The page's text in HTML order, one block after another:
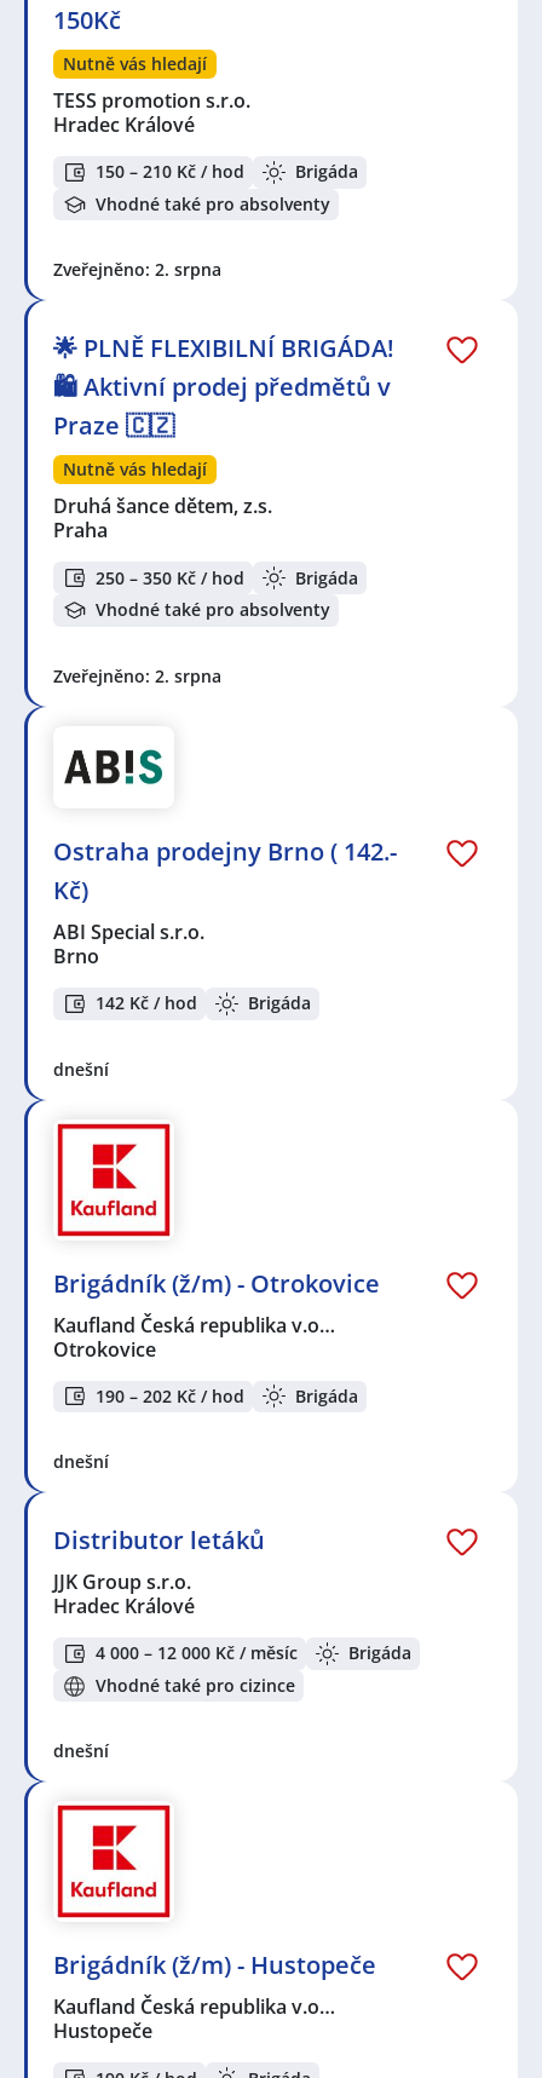
150Kč
Nutně vás hledají
TESS promotion s.r.o.
Hradec Králové
150 – 210 Kč / hod
Brigáda
Vhodné také pro absolventy
Zveřejněno: 2. srpna
🌟 PLNĚ FLEXIBILNÍ BRIGÁDA!
🛍️ Aktivní prodej předmětů v
Praze 🇨🇿
Nutně vás hledají
Druhá šance dětem, z.s.
Praha
250 – 350 Kč / hod
Brigáda
Vhodné také pro absolventy
Zveřejněno: 2. srpna
Ostraha prodejny Brno ( 142.-
Kč)
ABI Special s.r.o.
Brno
142 Kč / hod Brigáda
dnešní
Brigádník (ž/m) - Otrokovice
Kaufland Česká republika v.o…
Otrokovice
190 – 202 Kč / hod Brigáda
dnešní
Distributor letáků
JJK Group s.r.o.
Hradec Králové
4 000 – 12 000 Kč / měsíc
Brigáda
Vhodné také pro cizince
dnešní
Brigádník (ž/m) - Hustopeče
Kaufland Česká republika v.o…
Hustopeče